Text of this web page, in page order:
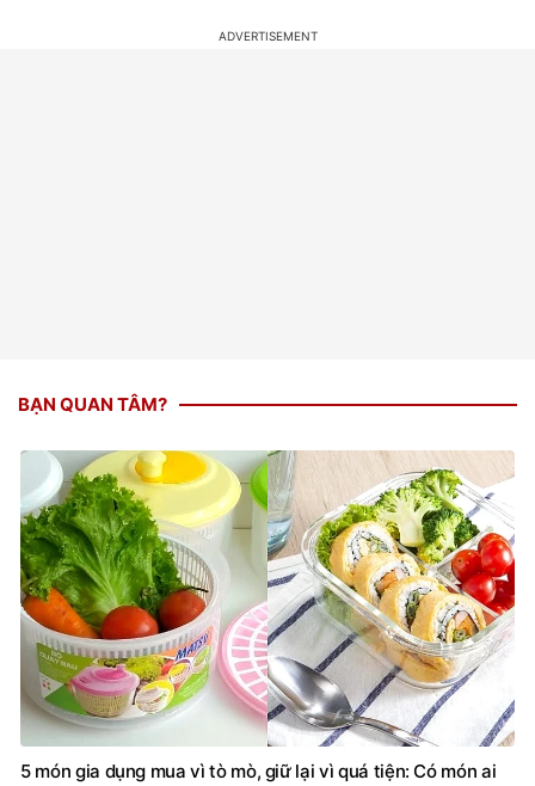
5 món gia dụng mua vì tò mò, giữ lại vì quá tiện: Có món ai
dùng cũng tấm tắc khen "chân ái"